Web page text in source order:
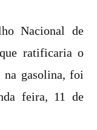
Nacional de
ratificaria o
na gasolina, foi
feira, 11 de